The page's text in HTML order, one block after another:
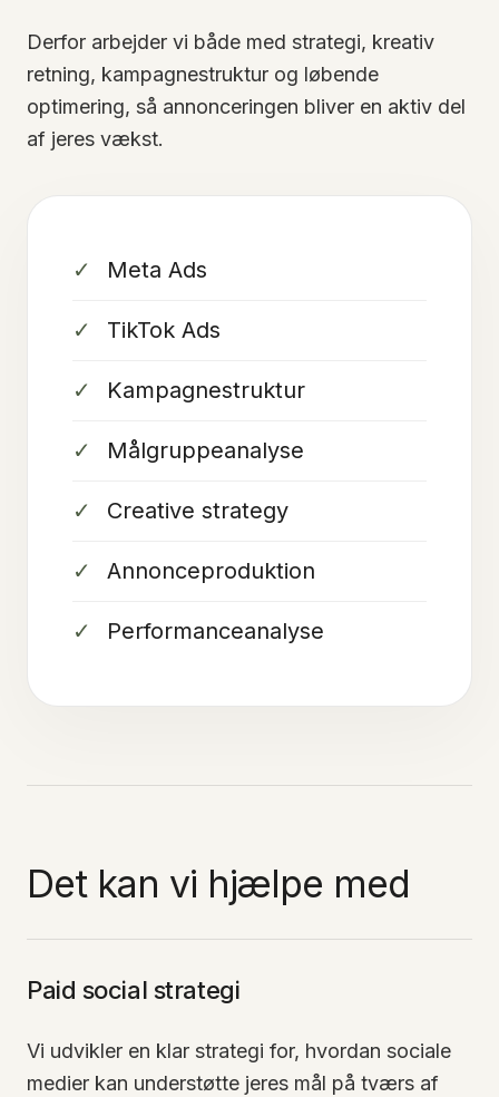
Derfor arbejder vi både med strategi, kreativ
retning, kampagnestruktur og løbende
optimering, så annonceringen bliver en aktiv del
af jeres vækst.
Meta Ads
TikTok Ads
Kampagnestruktur
Målgruppeanalyse
Creative strategy
Annonceproduktion
Performanceanalyse
Det kan vi hjælpe med
Paid social strategi
Vi udvikler en klar strategi for, hvordan sociale
medier kan understøtte jeres mål på tværs af